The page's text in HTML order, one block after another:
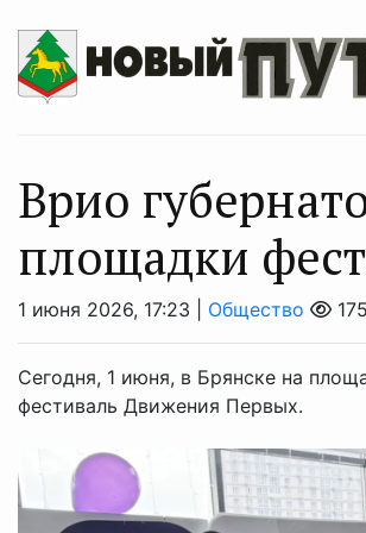
Врио
площадки
1 июня 2026, 17:23 | Общество 175
Сегодня, 1 июня, в Брянске на
фестиваль Движения Первых.